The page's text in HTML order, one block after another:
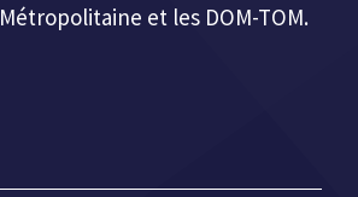
Métropolitaine et les DOM-TOM.